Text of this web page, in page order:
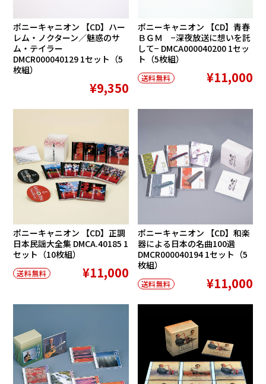
ポニーキャニオン 【CD】ハー
レム・ノクターン／魅惑のサ
ム・テイラー
DMCR000040129 1セット（5
枚組）
¥9,350
ポニーキャニオン 【CD】青春
ＢＧＭ −深夜放送に想いを託
して− DMCA000040200 1セッ
ト（5枚組）
送料無料 ¥11,000
ポニーキャニオン 【CD】正調
日本民謡大全集 DMCA.40185 1
セット（10枚組）
送料無料 ¥11,000
ポニーキャニオン 【CD】和楽
器による日本の名曲100選
DMCR000040194 1セット（5
枚組）
送料無料 ¥11,000